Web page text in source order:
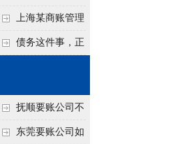
2026年的发展趋势
上海某商账管理
机构聚焦合规服务
债务这件事，正
抚顺要账公司不
敢透漏的追回方法是
东莞要账公司如